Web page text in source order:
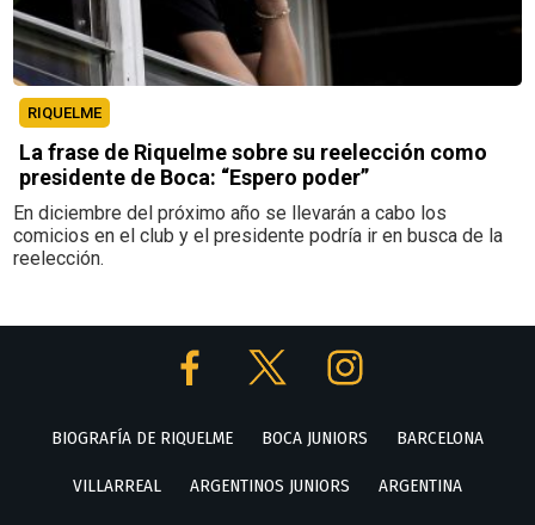
RIQUELME
La frase de Riquelme sobre su reelección como
presidente de Boca: “Espero poder”
En diciembre del próximo año se llevarán a cabo los
comicios en el club y el presidente podría ir en busca de la
reelección.
BIOGRAFÍA DE RIQUELME BOCA JUNIORS BARCELONA
VILLARREAL ARGENTINOS JUNIORS ARGENTINA